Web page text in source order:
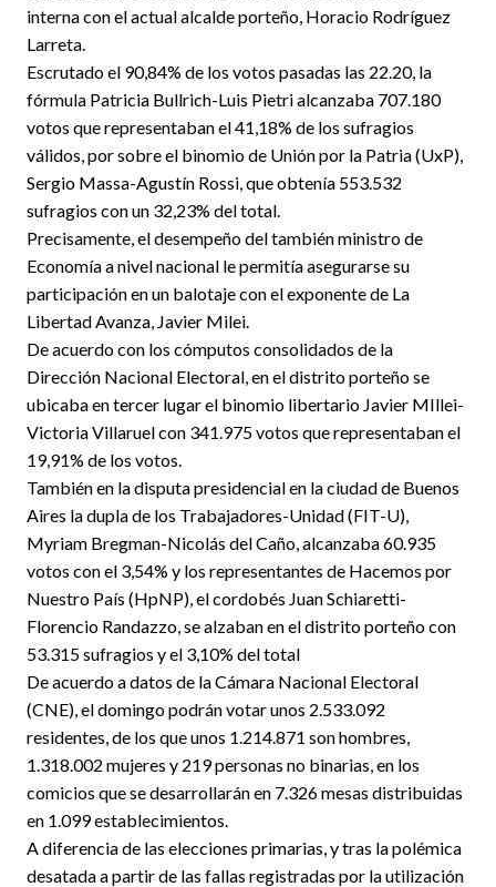
interna con el actual alcalde porteño, Horacio Rodríguez
Larreta.
Escrutado el 90,84% de los votos pasadas las 22.20, la
fórmula Patricia Bullrich-Luis Pietri alcanzaba 707.180
votos que representaban el 41,18% de los sufragios
válidos, por sobre el binomio de Unión por la Patria (UxP),
Sergio Massa-Agustín Rossi, que obtenía 553.532
sufragios con un 32,23% del total.
Precisamente, el desempeño del también ministro de
Economía a nivel nacional le permitía asegurarse su
participación en un balotaje con el exponente de La
Libertad Avanza, Javier Milei.
De acuerdo con los cómputos consolidados de la
Dirección Nacional Electoral, en el distrito porteño se
ubicaba en tercer lugar el binomio libertario Javier MIllei-
Victoria Villaruel con 341.975 votos que representaban el
19,91% de los votos.
También en la disputa presidencial en la ciudad de Buenos
Aires la dupla de los Trabajadores-Unidad (FIT-U),
Myriam Bregman-Nicolás del Caño, alcanzaba 60.935
votos con el 3,54% y los representantes de Hacemos por
Nuestro País (HpNP), el cordobés Juan Schiaretti-
Florencio Randazzo, se alzaban en el distrito porteño con
53.315 sufragios y el 3,10% del total
De acuerdo a datos de la Cámara Nacional Electoral
(CNE), el domingo podrán votar unos 2.533.092
residentes, de los que unos 1.214.871 son hombres,
1.318.002 mujeres y 219 personas no binarias, en los
comicios que se desarrollarán en 7.326 mesas distribuidas
en 1.099 establecimientos.
A diferencia de las elecciones primarias, y tras la polémica
desatada a partir de las fallas registradas por la utilización